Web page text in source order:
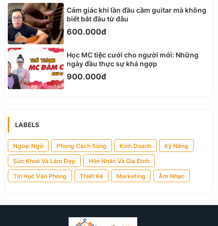
Cảm giác khi lần đầu cầm guitar mà không
biết bắt đầu từ đâu
600.000đ
Học MC tiệc cưới cho người mới: Những
ngày đầu thực sự khá ngợp
900.000đ
LABELS
Ngoại Ngữ Phong Cách Sống Kinh Doanh Kỹ Năng
Sức Khoẻ Và Làm Đẹp Hôn Nhân Và Gia Đình
Tin Học Văn Phòng Thiết Kế Marketing Âm Nhạc